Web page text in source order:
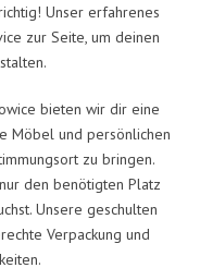
Unser erfahrenes
zur Seite, um deinen
bieten wir dir eine
Möbel und persönlichen
zu bringen.
den benötigten Platz
Unsere geschulten
Verpackung und